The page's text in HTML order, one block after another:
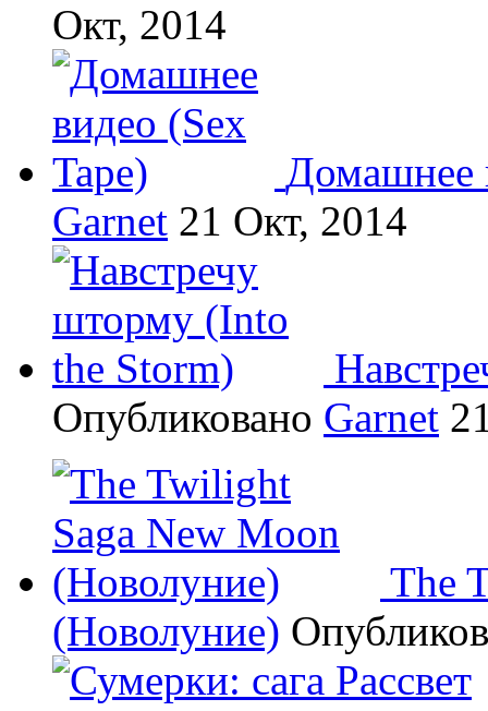
Окт, 2014
Домашнее
Garnet 21 Окт, 2014
Опубликовано Garnet
The
(Новолуние)